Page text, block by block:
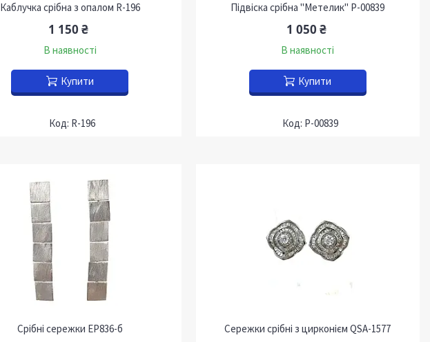
Каблучка срібна з опалом R-196
1 150 ₴
В наявності
Купити
R-196
Підвіска срібна "Метелик" P-00839
1 050 ₴
В наявності
Купити
P-00839
Срібні сережки EP836-б Сережки срібні з цирконієм QSA-1577